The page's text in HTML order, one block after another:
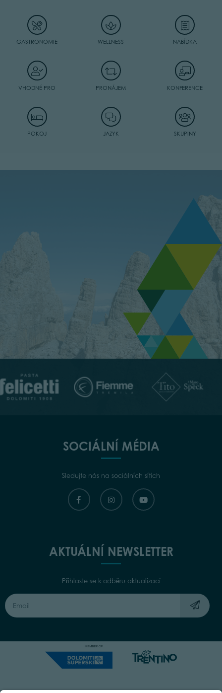
GASTRONOMIE WELLNESS NABÍDKA
VHODNÉ PRO PRONÁJEM KONFERENCE
POKOJ JAZYK SKUPINY
SOCIÁLNÍ MÉDIA
Sledujte nás na sociálních sítích
AKTUÁLNÍ NEWSLETTER
Přihlaste se k odběru aktualizací